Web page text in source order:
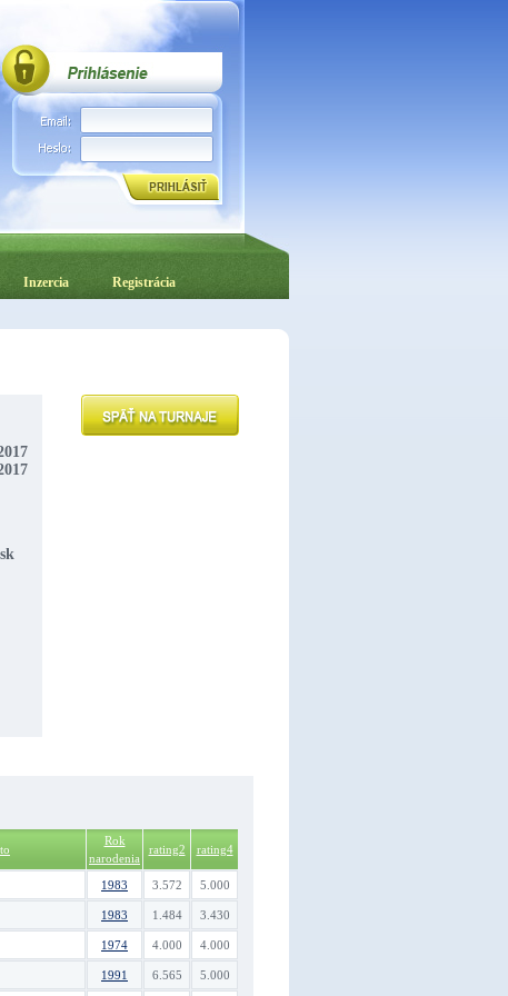
Inzercia Registrácia
Rok
narodenia
rating2 rating4
1983 3.572 5.000
1983 1.484 3.430
1974 4.000 4.000
1991 6.565 5.000